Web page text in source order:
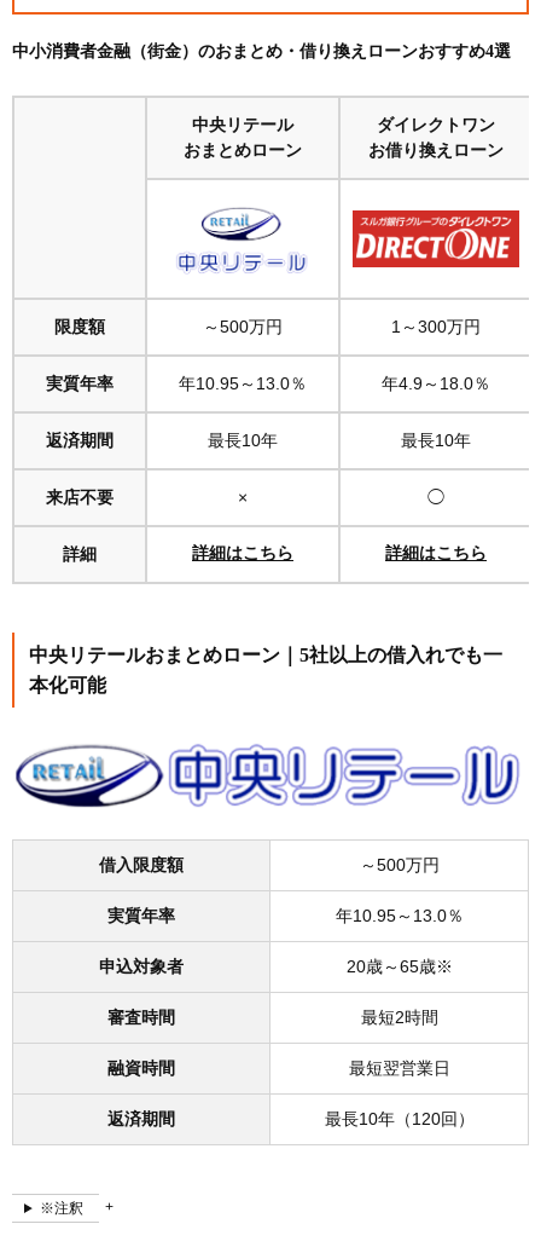
中小消費者金融（街金）のおまとめ・借り換えローンおすすめ4選
中央リテール
おまとめローン
ダイレクトワン
お借り換えローン
限度額 ～500万円 1～300万円
実質年率 年10.95～13.0％ 年4.9～18.0％
返済期間 最長10年 最長10年
来店不要 × ◯
詳細 詳細はこちら 詳細はこちら
中央リテールおまとめローン｜5社以上の借入れでも一
本化可能
借入限度額 ～500万円
実質年率 年10.95～13.0％
申込対象者 20歳～65歳※
審査時間 最短2時間
融資時間 最短翌営業日
返済期間 最長10年（120回）
※注釈